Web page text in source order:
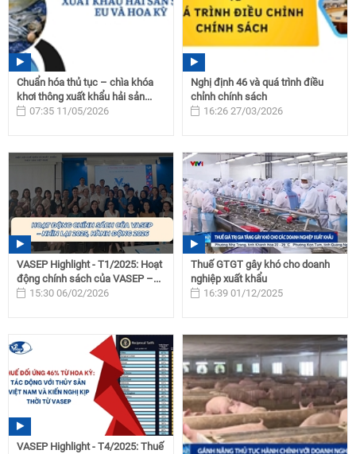
Chuẩn hóa thủ tục – chìa khóa
khơi thông xuất khẩu hải sản...
07:35 11/05/2026
Nghị định 46 và quá trình điều
chỉnh chính sách
16:26 27/03/2026
VASEP Highlight - T1/2025: Hoạt
động chính sách của VASEP –...
15:30 06/02/2026
Thuế GTGT gây khó cho doanh
nghiệp xuất khẩu
16:39 01/12/2025
VASEP Highlight - T4/2025: Thuế